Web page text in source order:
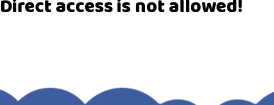
Direct access is not allowed!